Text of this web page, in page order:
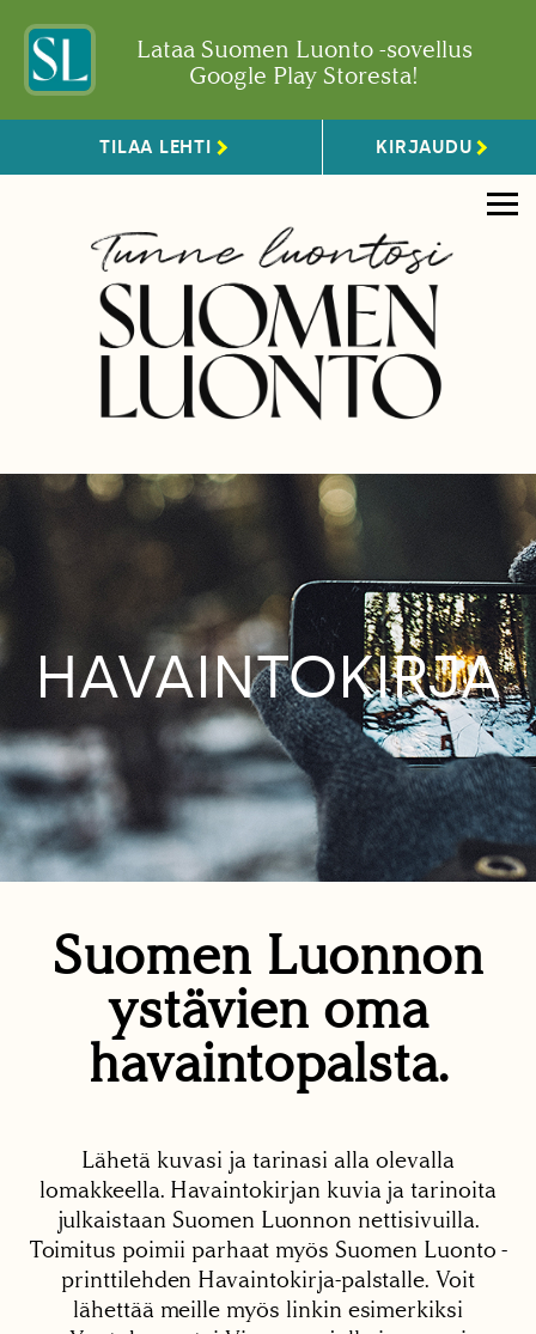
Lataa Suomen Luonto -sovellus
Google Play Storesta!
TILAA LEHTI KIRJAUDU
HAVAINTOKIRJA
Suomen Luonnon
ystävien oma
havaintopalsta.
Lähetä kuvasi ja tarinasi alla olevalla
lomakkeella. Havaintokirjan kuvia ja tarinoita
julkaistaan Suomen Luonnon nettisivuilla.
Toimitus poimii parhaat myös Suomen Luonto -
printtilehden Havaintokirja-palstalle. Voit
lähettää meille myös linkin esimerkiksi